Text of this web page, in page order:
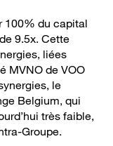
100% du capital
de 9.5x. Cette
liées
MVNO de VOO
le
Belgium, qui
très faible,
Groupe.